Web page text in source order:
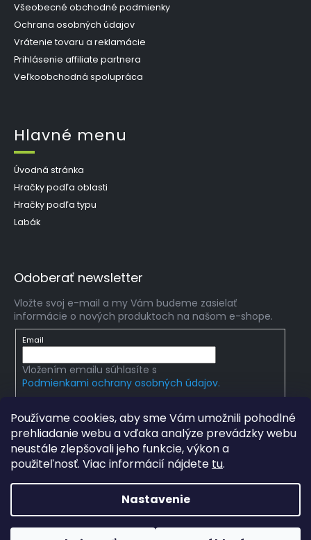
Používame cookies, aby sme Vám umožnili pohodlné
prehliadanie webu a vďaka analýze prevádzky webu
neustále zlepšovali jeho funkcie, výkon a
použiteľnosť. Viac informácií nájdete tu.
Nastavenie
Všeobecné obchodné podmienky
Ochrana osobných údajov
Vrátenie tovaru a reklamácie
Prihlásenie affiliate partnera
Veľkoobchodná spolupráca
Hlavné menu
Úvodná stránka
Hračky podľa oblasti
Hračky podľa typu
Labák
Odoberať newsletter
Vložte svoj e-mail a my Vám budeme zasielať
informácie o nových produktoch na našom e-shope.
Email
Vložením emailu súhlasíte s
Podmienkami ochrany osobných údajov.
Copyright 2026mlady-vedec.sk. Všetky práva
vyhradené.Upraviť nastavenie cookies
Grafický návrh vytvořil a na Shoptet implementoval
Hladatechka s.r.o.